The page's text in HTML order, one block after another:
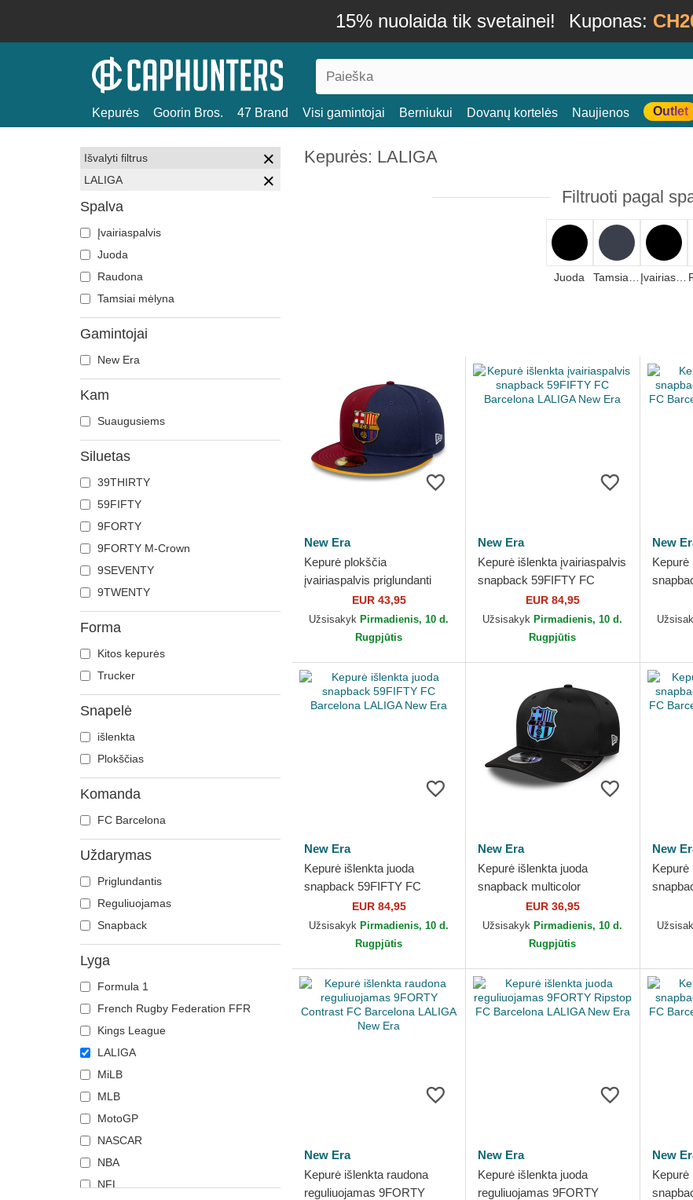
15% nuolaida tik svetainei! Kuponas:
Kepurės Goorin Bros. 47 Brand Visi gamintojai Berniukui Dovanų kortelės Naujienos Outlet
Išvalyti filtrus
LALIGA
Spalva
Įvairiaspalvis
Juoda
Raudona
Tamsiai mėlyna
Gamintojai
New Era
Kam
Suaugusiems
Siluetas
39THIRTY
59FIFTY
9FORTY
9FORTY M-Crown
9SEVENTY
9TWENTY
Forma
Kitos kepurės
Trucker
Snapelė
išlenkta
Plokščias
Komanda
FC Barcelona
Uždarymas
Priglundantis
Reguliuojamas
Snapback
Lyga
Formula 1
French Rugby Federation FFR
Kings League
LALIGA
MiLB
MLB
MotoGP
NASCAR
NBA
NFL
Kepurės: LALIGA
Filtruoti pagal
Juoda Įvairiaspalvis
New Era
Kepurė plokščia
įvairiaspalvis priglundanti
59FIFTY 9FIFTY Poly FC
Barcelona LALIGA New Era
EUR 43,95
Užsisakyk Pirmadienis, 10 d.
Rugpjūtis
New Era
Kepurė išlenkta įvairiaspalvis
snapback 59FIFTY FC
Barcelona LALIGA New Era
EUR 84,95
Užsisakyk Pirmadienis, 10 d.
Rugpjūtis
New
Kepurė
FC
Era
New Era
Kepurė išlenkta juoda
snapback 59FIFTY FC
Barcelona LALIGA New Era
EUR 84,95
Užsisakyk Pirmadienis, 10 d.
Rugpjūtis
New Era
Kepurė išlenkta juoda
snapback multicolor
9SEVENTY Stretch Snap
TPU FC Barcelona LALIGA
EUR 36,95
Užsisakyk Pirmadienis, 10 d.
Rugpjūtis
New
Kepurė
FC
Era
New Era
Kepurė išlenkta raudona
reguliuojamas 9FORTY
New Era
Kepurė išlenkta juoda
reguliuojamas 9FORTY
New
Kepurė